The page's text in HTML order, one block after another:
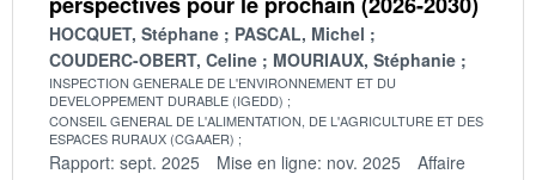
HOCQUET, Stéphane
PASCAL, Michel
COUDERC-OBERT, Celine
MOURIAUX, Stéphanie
INSPECTION GENERALE DE L'ENVIRONNEMENT ET DU
DEVELOPPEMENT DURABLE (IGEDD)
CONSEIL GENERAL DE L'ALIMENTATION, DE L'AGRICULTURE ET DES
ESPACES RURAUX (CGAAER)
Rapport: sept. 2025 Mise en ligne: nov. 2025
Affaire